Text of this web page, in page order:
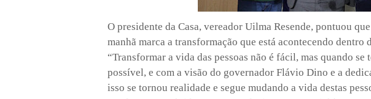
O presidente da Casa, vereador Uilma Resende, pontuou
manhã marca a transformação que está acontecendo dentro
“Transformar a vida das pessoas não é fácil, mas quando se
possível, e com a visão do governador Flávio Dino e a
isso se tornou realidade e segue mudando a vida destas